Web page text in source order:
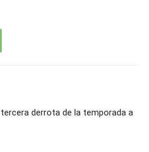
derrota de la temporada a